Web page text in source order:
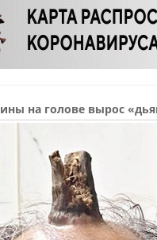
на голове вырос